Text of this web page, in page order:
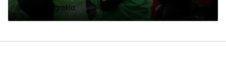
Bunga Anggrekia